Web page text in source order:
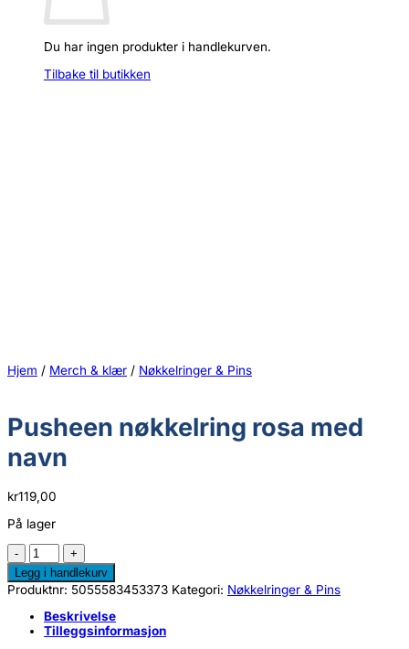
Du har ingen produkter i handlekurven.
Tilbake til butikken
Hjem / Merch & klær / Nøkkelringer & Pins
Pusheen nøkkelring rosa med
navn
kr119,00
På lager
Pusheen
nøkkelring
rosa
med
navn
antall
Legg i handlekurv
Produktnr: 5055583453373 Kategori: Nøkkelringer & Pins
Beskrivelse
Tilleggsinformasjon